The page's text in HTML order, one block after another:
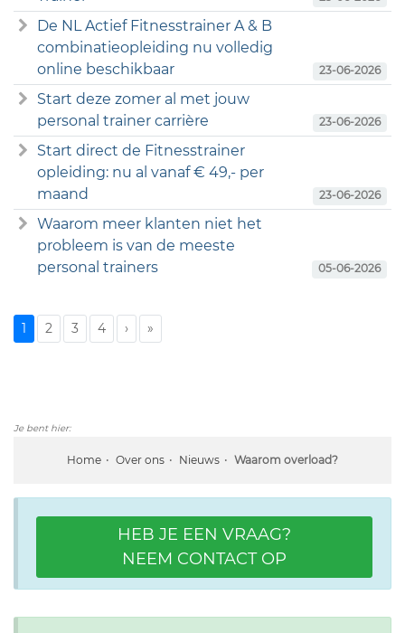
De NL Actief Fitnesstrainer A & B
combinatieopleiding nu volledig
online beschikbaar
23-06-2026
Start deze zomer al met jouw
personal trainer carrière
23-06-2026
Start direct de Fitnesstrainer
opleiding: nu al vanaf € 49,- per
maand
23-06-2026
Waarom meer klanten niet het
probleem is van de meeste
personal trainers
05-06-2026
1 2 3 4 › »
Je bent hier:
Home Over ons Nieuws Waarom overload?
HEB JE EEN VRAAG?
NEEM CONTACT OP